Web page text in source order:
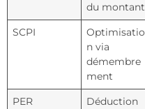
du montant
SCPI
Optimisatio
n via
démembre
ment
PER
Déduction